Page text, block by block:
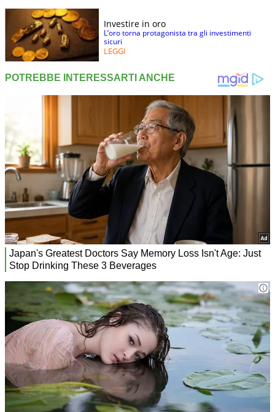
Investire in oro
L’oro torna protagonista tra gli investimenti
sicuri
LEGGI